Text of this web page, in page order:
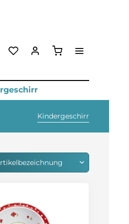
Kindergeschirr